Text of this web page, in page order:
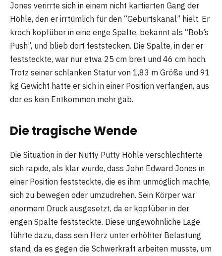
Jones verirrte sich in einem nicht kartierten Gang der
Höhle, den er irrtümlich für den “Geburtskanal” hielt. Er
kroch kopfüber in eine enge Spalte, bekannt als “Bob’s
Push”, und blieb dort feststecken. Die Spalte, in der er
feststeckte, war nur etwa 25 cm breit und 46 cm hoch.
Trotz seiner schlanken Statur von 1,83 m Größe und 91
kg Gewicht hatte er sich in einer Position verfangen, aus
der es kein Entkommen mehr gab.
Die tragische Wende
Die Situation in der Nutty Putty Höhle verschlechterte
sich rapide, als klar wurde, dass John Edward Jones in
einer Position feststeckte, die es ihm unmöglich machte,
sich zu bewegen oder umzudrehen. Sein Körper war
enormem Druck ausgesetzt, da er kopfüber in der
engen Spalte feststeckte. Diese ungewöhnliche Lage
führte dazu, dass sein Herz unter erhöhter Belastung
stand, da es gegen die Schwerkraft arbeiten musste, um